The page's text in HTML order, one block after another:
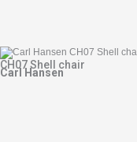
CH07 Shell chair
Carl Hansen